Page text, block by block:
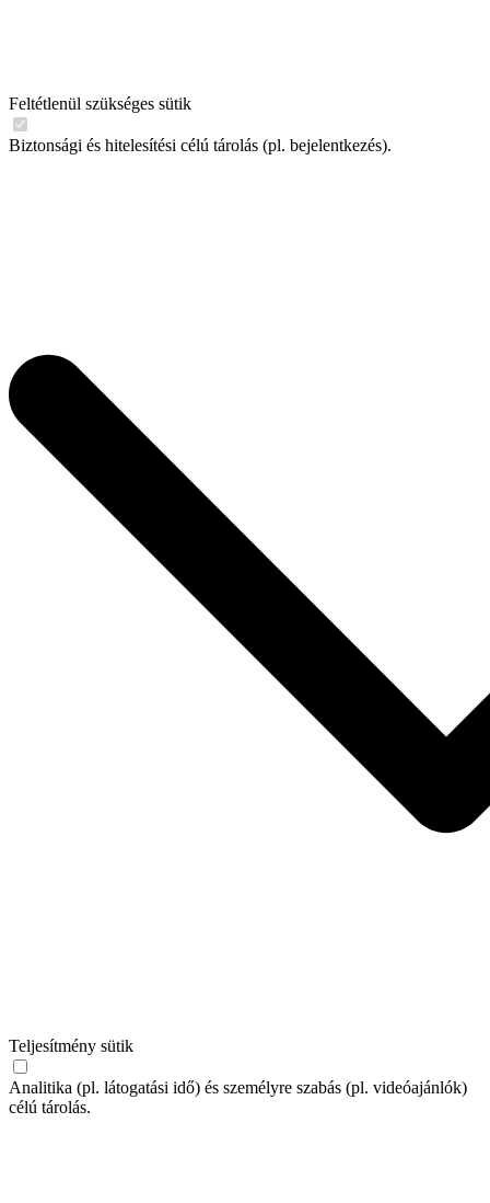
Feltétlenül szükséges sütik
Biztonsági és hitelesítési célú tárolás (pl. bejelentkezés).
Teljesítmény sütik
Analitika (pl. látogatási idő) és személyre szabás (pl. videóajánlók)
célú tárolás.